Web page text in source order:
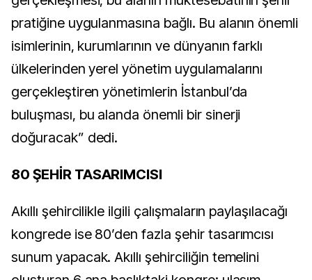
pratiğine uygulanmasına bağlı. Bu alanın önemli
isimlerinin, kurumlarının ve dünyanın farklı
ülkelerinden yerel yönetim uygulamalarını
gerçekleştiren yönetimlerin İstanbul’da
buluşması, bu alanda önemli bir sinerji
doğuracak” dedi.
80 ŞEHİR TASARIMCISI
Akıllı şehircilikle ilgili çalışmaların paylaşılacağı
kongrede ise 80’den fazla şehir tasarımcısı
sunum yapacak. Akıllı şehirciliğin temelini